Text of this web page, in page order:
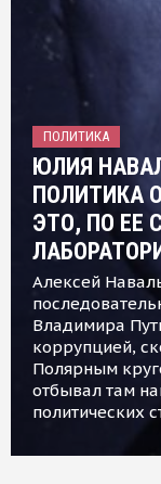
ПОЛИТИКА
ЮЛИЯ
ПОЛИТИКА
ЭТО, ПО ЕЕ
Алексей
Владимира
коррупцией,
Полярным
отбывал там
политических